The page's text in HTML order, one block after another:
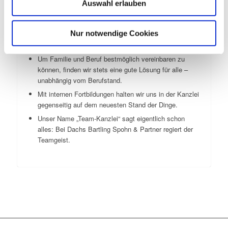
Auswahl erlauben
Nur notwendige Cookies
Gegründet 1975 und mit Mandanten von
Privatpersonen über Selbstständige bis
Großunternehmen: Wir sind ein Büro mit Geschichte
und Verantwortung.
Um Familie und Beruf bestmöglich vereinbaren zu
können, finden wir stets eine gute Lösung für alle –
unabhängig vom Berufstand.
Mit internen Fortbildungen halten wir uns in der Kanzlei
gegenseitig auf dem neuesten Stand der Dinge.
Unser Name „Team-Kanzlei“ sagt eigentlich schon
alles: Bei Dachs Bartling Spohn & Partner regiert der
Teamgeist.